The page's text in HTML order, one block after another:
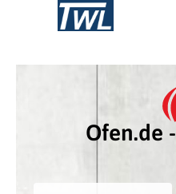
Ofen.de